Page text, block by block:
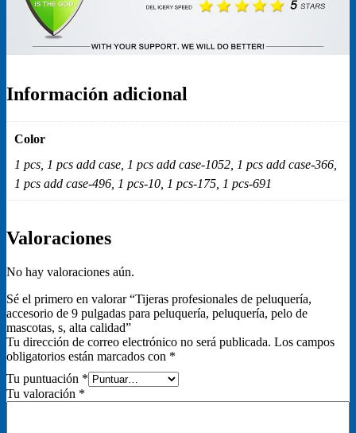
Información adicional
Color
1 pcs, 1 pcs add case, 1 pcs add case-1052, 1 pcs add case-366,
1 pcs add case-496, 1 pcs-10, 1 pcs-175, 1 pcs-691
Valoraciones
No hay valoraciones aún.
Sé el primero en valorar “Tijeras profesionales de peluquería,
accesorio de 9 pulgadas para peluquería, peluquería, pelo de
mascotas, s, alta calidad”
Tu dirección de correo electrónico no será publicada. Los campos
obligatorios están marcados con *
Tu puntuación *
Tu valoración *